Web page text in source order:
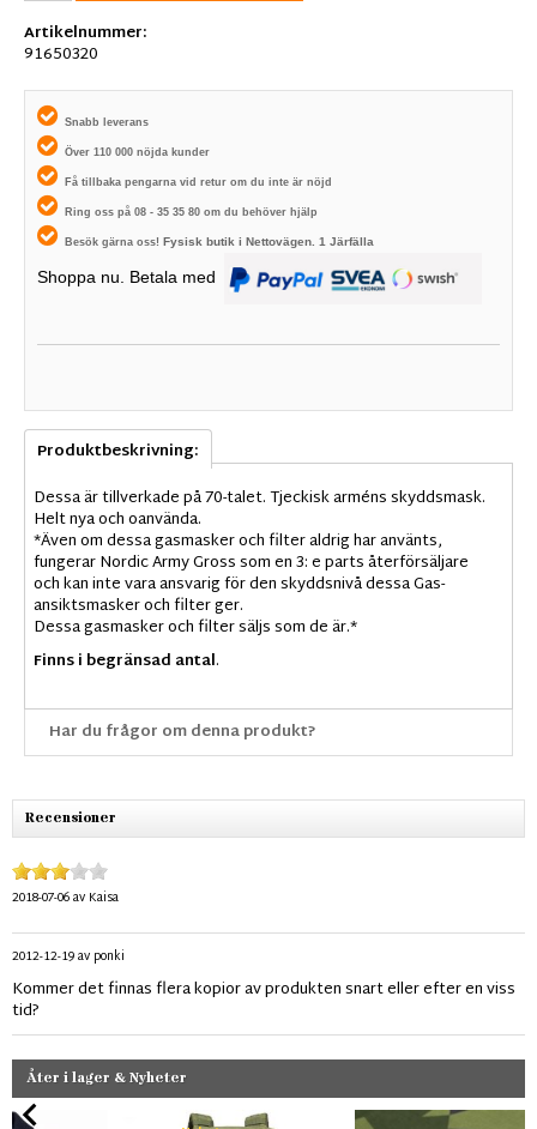
Artikelnummer:
91650320
Snabb leverans
Över 110 000 nöjda kunder
Få tillbaka pengarna vid retur om du inte är nöjd
Ring oss på 08 - 35 35 80 om du behöver hjälp
Besök gärna oss! Fysisk butik i Nettovägen. 1 Järfälla
Shoppa nu. Betala med
Produktbeskrivning:
Dessa är tillverkade på 70-talet. Tjeckisk arméns skyddsmask.
Helt nya och oanvända.
*Även om dessa gasmasker och filter aldrig har använts,
fungerar Nordic Army Gross som en 3: e parts återförsäljare
och kan inte vara ansvarig för den skyddsnivå dessa Gas-
ansiktsmasker och filter ger.
Dessa gasmasker och filter säljs som de är.*
Finns i begränsad antal.
Har du frågor om denna produkt?
Recensioner
2018-07-06av Kaisa
2012-12-19av ponki
Kommer det finnas flera kopior av produkten snart eller efter en viss
tid?
Åter i lager & Nyheter